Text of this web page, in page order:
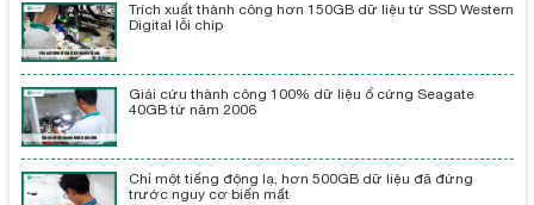
Trích xuất thành công hơn 150GB dữ liệu từ SSD Western
Digital lỗi chip
Giải cứu thành công 100% dữ liệu ổ cứng Seagate
40GB từ năm 2006
Chỉ một tiếng động lạ, hơn 500GB dữ liệu đã đứng
trước nguy cơ biến mất